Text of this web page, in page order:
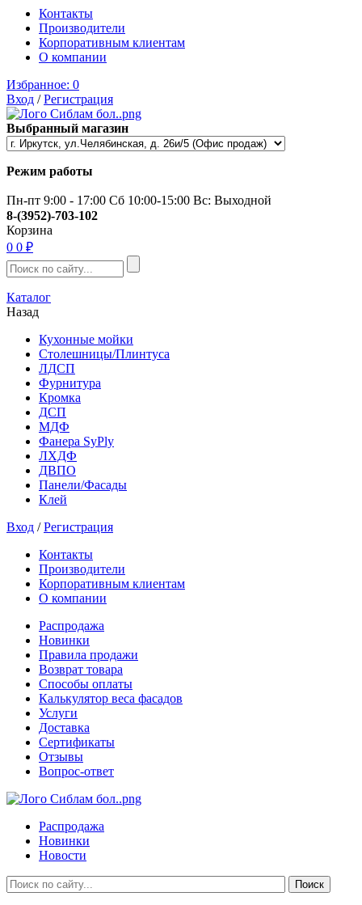
Контакты
Производители
Корпоративным клиентам
О компании
Избранное: 0
Вход /Регистрация
Выбранный магазин
Режим работы
Пн-пт 9:00 - 17:00 Сб 10:00-15:00 Вс: Выходной
8-(3952)-703-102
Корзина
0 0 ₽
Каталог
Назад
Кухонные мойки
Столешницы/Плинтуса
ЛДСП
Фурнитура
Кромка
ДСП
МДФ
Фанера SyPly
ЛХДФ
ДВПО
Панели/Фасады
Клей
Вход /Регистрация
Контакты
Производители
Корпоративным клиентам
О компании
Распродажа
Новинки
Правила продажи
Возврат товара
Способы оплаты
Калькулятор веса фасадов
Услуги
Доставка
Сертификаты
Отзывы
Вопрос-ответ
Распродажа
Новинки
Новости